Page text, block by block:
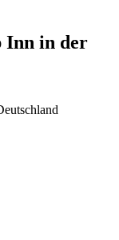
Inn in der